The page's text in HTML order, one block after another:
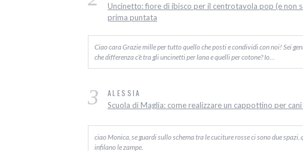
Uncinetto: fiore di ibisco per il centrotavola pop (e non
prima puntata
Ciao cara Grazie mille per tutto quello che posti e condividi con noi! Sei
che differenza c’è tra gli uncinetti per lana e quelli per cotone? Io…
3 ALESSIA
Scuola di Maglia: come realizzare un cappottino per
ciao Monica, se guardi sullo schema tra le cuciture rosse ci sono due spazi,
infilano le zampe.